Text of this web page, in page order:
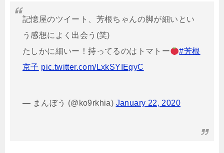
記憶屋のツイート、芳根ちゃんの脚が細いとい
う感想によく出会う(笑)
たしかに細いー！持ってるのはトマトー
#芳根
京子 pic.twitter.com/LxkSYIEgyC
— まんぼう (@ko9rkhia) January 22, 2020